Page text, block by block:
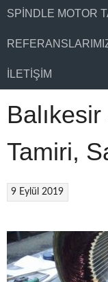
SPINDLE MOTOR
İLETIŞIM
Tamiri,
9 Eylül 2019